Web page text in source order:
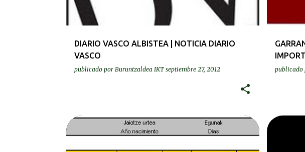
DIARIO VASCO ALBISTEA | NOTICIA DIARIO
VASCO
publicado por Buruntzaldea IKT septiembre 27, 2012 publicado
BEREZIAK | ESPECIALES